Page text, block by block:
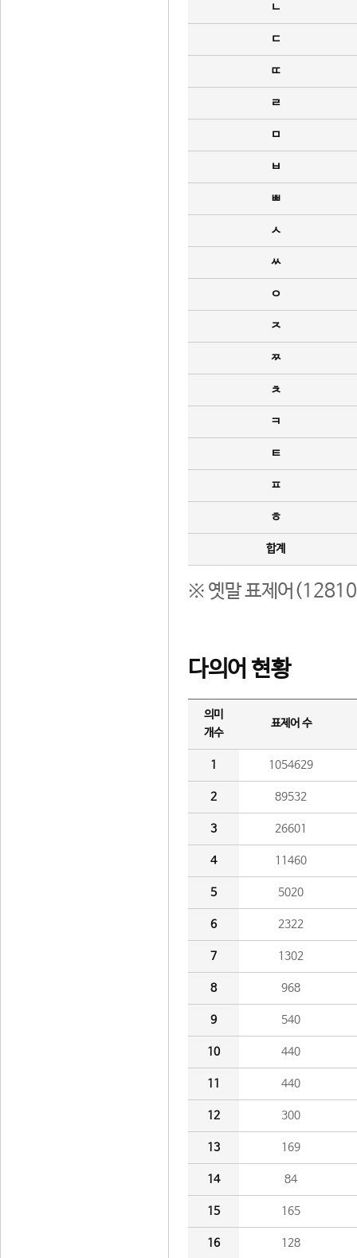
ㄴ
ㄷ
ㄸ
ㄹ
ㅁ
ㅂ
ㅃ
ㅅ
ㅆ
ㅇ
ㅈ
ㅉ
ㅊ
ㅋ
ㅌ
ㅍ
ㅎ
합계
※ 옛말 표제어(12810
다의어 현황
의미
개수
표제어 수
1 1054629
2 89532
3 26601
4 11460
5 5020
6 2322
7 1302
8 968
9 540
10 440
11 440
12 300
13 169
14 84
15 165
16 128